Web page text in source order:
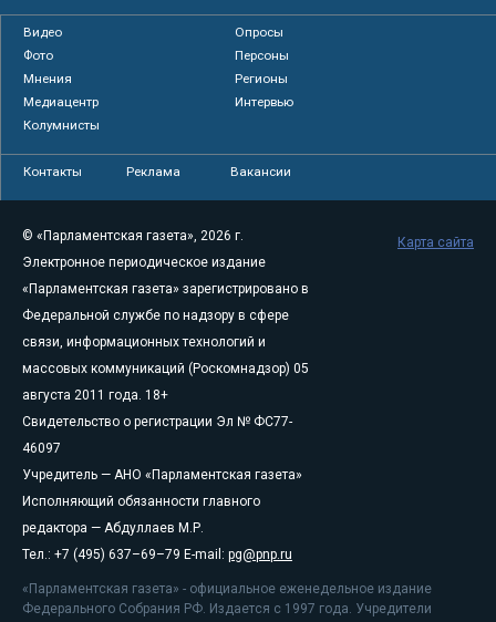
Видео
Опросы
Фото
Персоны
Мнения
Регионы
Медиацентр
Интервью
Колумнисты
Контакты Реклама Вакансии
© «Парламентская газета», 2026 г.
Электронное периодическое издание
«Парламентская газета» зарегистрировано в
Федеральной службе по надзору в сфере
связи, информационных технологий и
массовых коммуникаций (Роскомнадзор) 05
августа 2011 года. 18+
Свидетельство о регистрации Эл № ФС77-
46097
Учредитель — АНО «Парламентская газета»
Исполняющий обязанности главного
редактора — Абдуллаев М.Р.
Тел.: +7 (495) 637–69–79 E-mail: pg@pnp.ru
«Парламентская газета» - официальное еженедельное издание
Федерального Собрания РФ. Издается с 1997 года. Учредители
Карта сайта